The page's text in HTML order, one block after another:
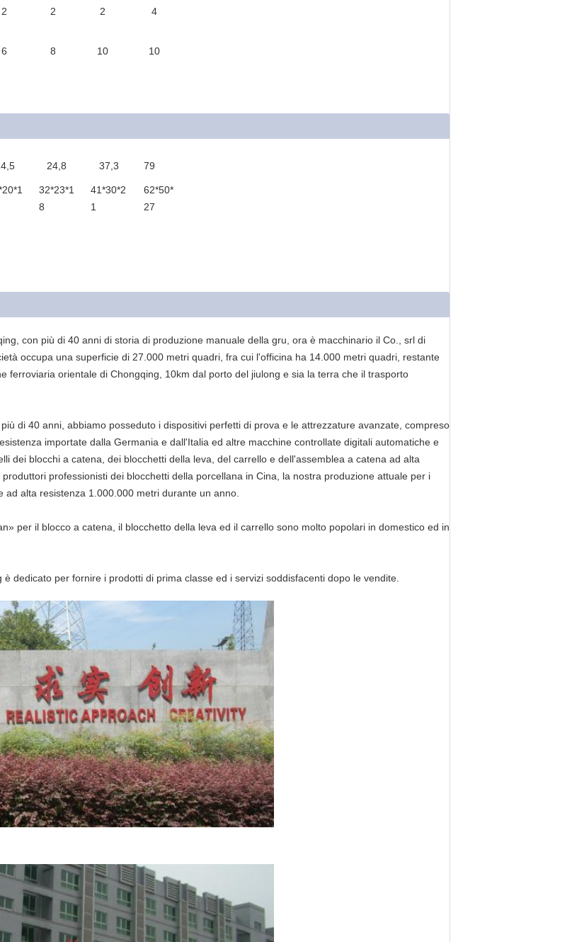
2 2 2 4
6 8 10 10
24,8 37,3 79
32*23*1
8
41*30*2
1
62*50*
27
con più di 40 anni di storia di produzione manuale della gru, ora è macchinario il Co., srl di
occupa una superficie di 27.000 metri quadri, fra cui l'officina ha 14.000 metri quadri, restante
ferroviaria orientale di Chongqing, 10km dal porto del jiulong e sia la terra che il trasporto
di 40 anni, abbiamo posseduto i dispositivi perfetti di prova e le attrezzature avanzate, compreso
importate dalla Germania e dall'Italia ed altre macchine controllate digitali automatiche e
dei blocchi a catena, dei blocchetti della leva, del carrello e dell'assemblea a catena ad alta
professionisti dei blocchetti della porcellana in Cina, la nostra produzione attuale per i
alta resistenza 1.000.000 metri durante un anno.
per il blocco a catena, il blocchetto della leva ed il carrello sono molto popolari in domestico ed in
dedicato per fornire i prodotti di prima classe ed i servizi soddisfacenti dopo le vendite.